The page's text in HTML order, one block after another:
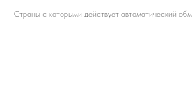
Страны с которыми действует автоматический